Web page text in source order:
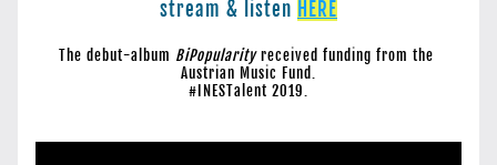
stream & listen HERE
The debut-album BiPopularity received funding from the
Austrian Music Fund.
#INESTalent 2019.